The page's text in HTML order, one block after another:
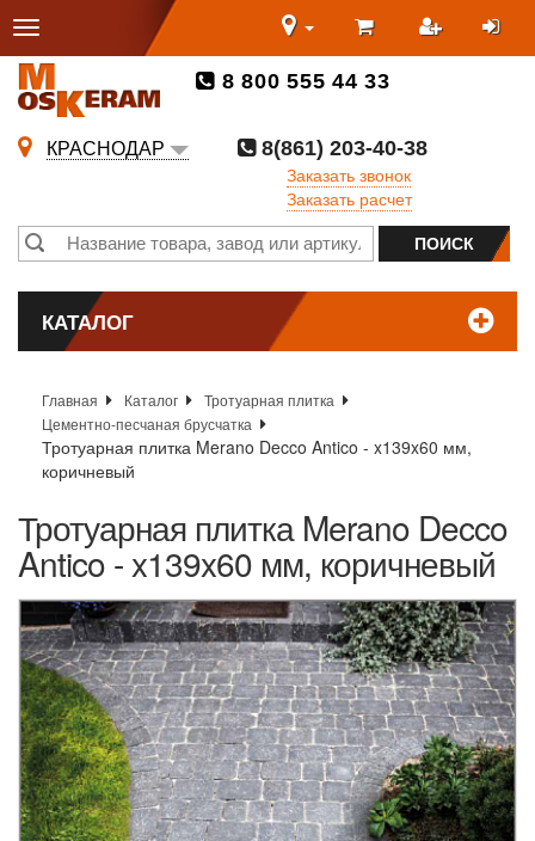
8 800 555 44 33
КРАСНОДАР
8(861) 203-40-38
Заказать звонок
Заказать расчет
КАТАЛОГ
Главная Каталог
Тротуарная плитка
Цементно-песчаная брусчатка
Тротуарная плитка Merano Decco Antico - x139x60 мм,
коричневый
Тротуарная плитка Merano Decco
Antico - x139x60 мм, коричневый